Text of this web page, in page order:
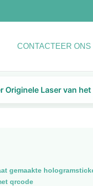
CONTACTEER ONS
Originele Laser van
gemaakte
qrcode